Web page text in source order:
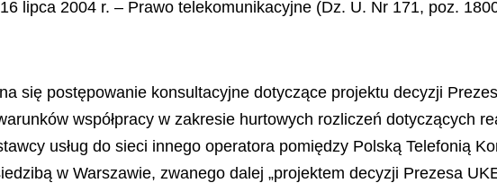
lipca 2004 r. – Prawo telekomunikacyjne (Dz. U. Nr 171, poz.
się postępowanie konsultacyjne dotyczące projektu decyzji
współpracy w zakresie hurtowych rozliczeń dotyczących
usług do sieci innego operatora pomiędzy Polską Telefonią
w Warszawie, zwanego dalej „projektem decyzji Prezesa